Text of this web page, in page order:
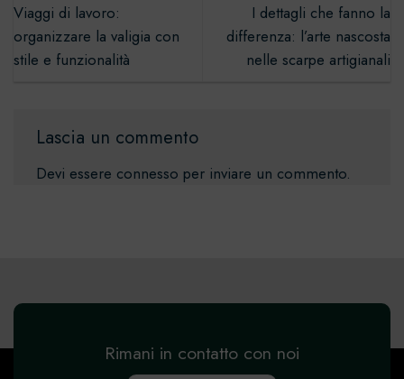
Viaggi di lavoro:
organizzare la valigia con
stile e funzionalità
I dettagli che fanno la
differenza: l’arte nascosta
nelle scarpe artigianali
Lascia un commento
Devi essere connesso per inviare un commento.
Rimani in contatto con noi